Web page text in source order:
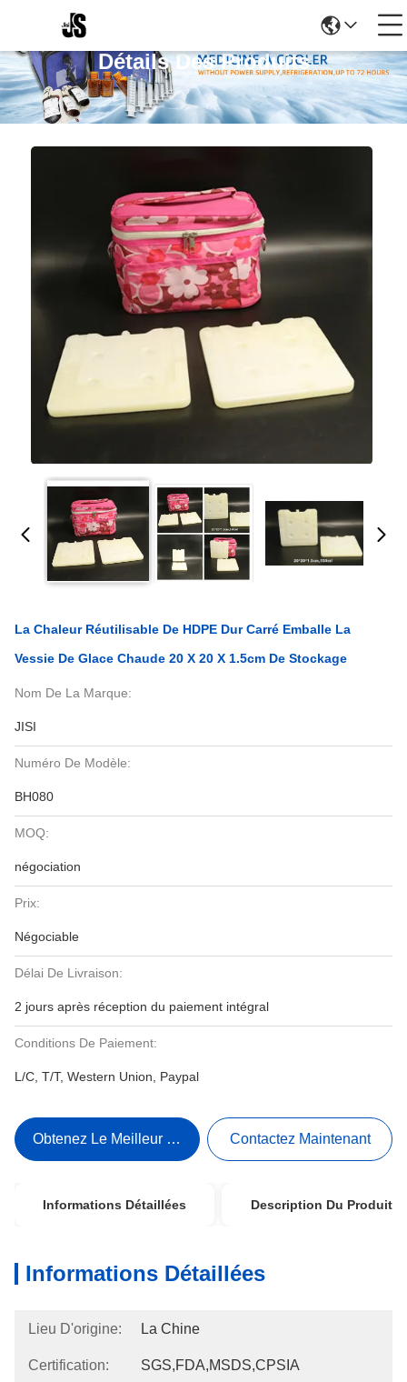
Détails Des Produits
La Chaleur Réutilisable De HDPE Dur Carré Emballe La
Vessie De Glace Chaude 20 X 20 X 1.5cm De Stockage
Nom De La Marque:
JISI
Numéro De Modèle:
BH080
MOQ:
négociation
Prix:
Négociable
Délai De Livraison:
2 jours après réception du paiement intégral
Conditions De Paiement:
L/C, T/T, Western Union, Paypal
Obtenez Le Meilleur Prix Contactez Maintenant
Informations Détaillées Description Du Produit
Informations Détaillées
Lieu D'origine: La Chine
Certification: SGS,FDA,MSDS,CPSIA